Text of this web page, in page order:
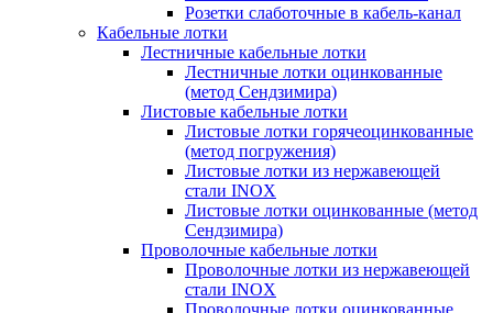
Розетки слаботочные в кабель-канал
Кабельные лотки
Лестничные кабельные лотки
Лестничные лотки оцинкованные
(метод Сендзимира)
Листовые кабельные лотки
Листовые лотки горячеоцинкованные
(метод погружения)
Листовые лотки из нержавеющей
стали INOX
Листовые лотки оцинкованные (метод
Сендзимира)
Проволочные кабельные лотки
Проволочные лотки из нержавеющей
стали INOX
Проволочные лотки оцинкованные